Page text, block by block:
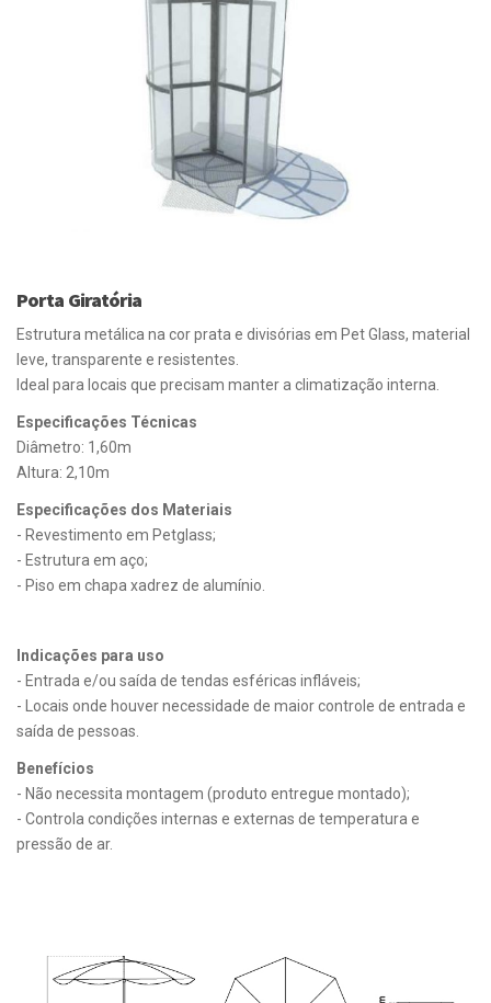
Porta Giratória
Estrutura metálica na cor prata e divisórias em Pet Glass, material
leve, transparente e resistentes.
Ideal para locais que precisam manter a climatização interna.
Especificações Técnicas
Diâmetro: 1,60m
Altura: 2,10m
Especificações dos Materiais
- Revestimento em Petglass;
- Estrutura em aço;
- Piso em chapa xadrez de alumínio.
Indicações para uso
- Entrada e/ou saída de tendas esféricas infláveis;
- Locais onde houver necessidade de maior controle de entrada e
saída de pessoas.
Benefícios
- Não necessita montagem (produto entregue montado);
- Controla condições internas e externas de temperatura e
pressão de ar.